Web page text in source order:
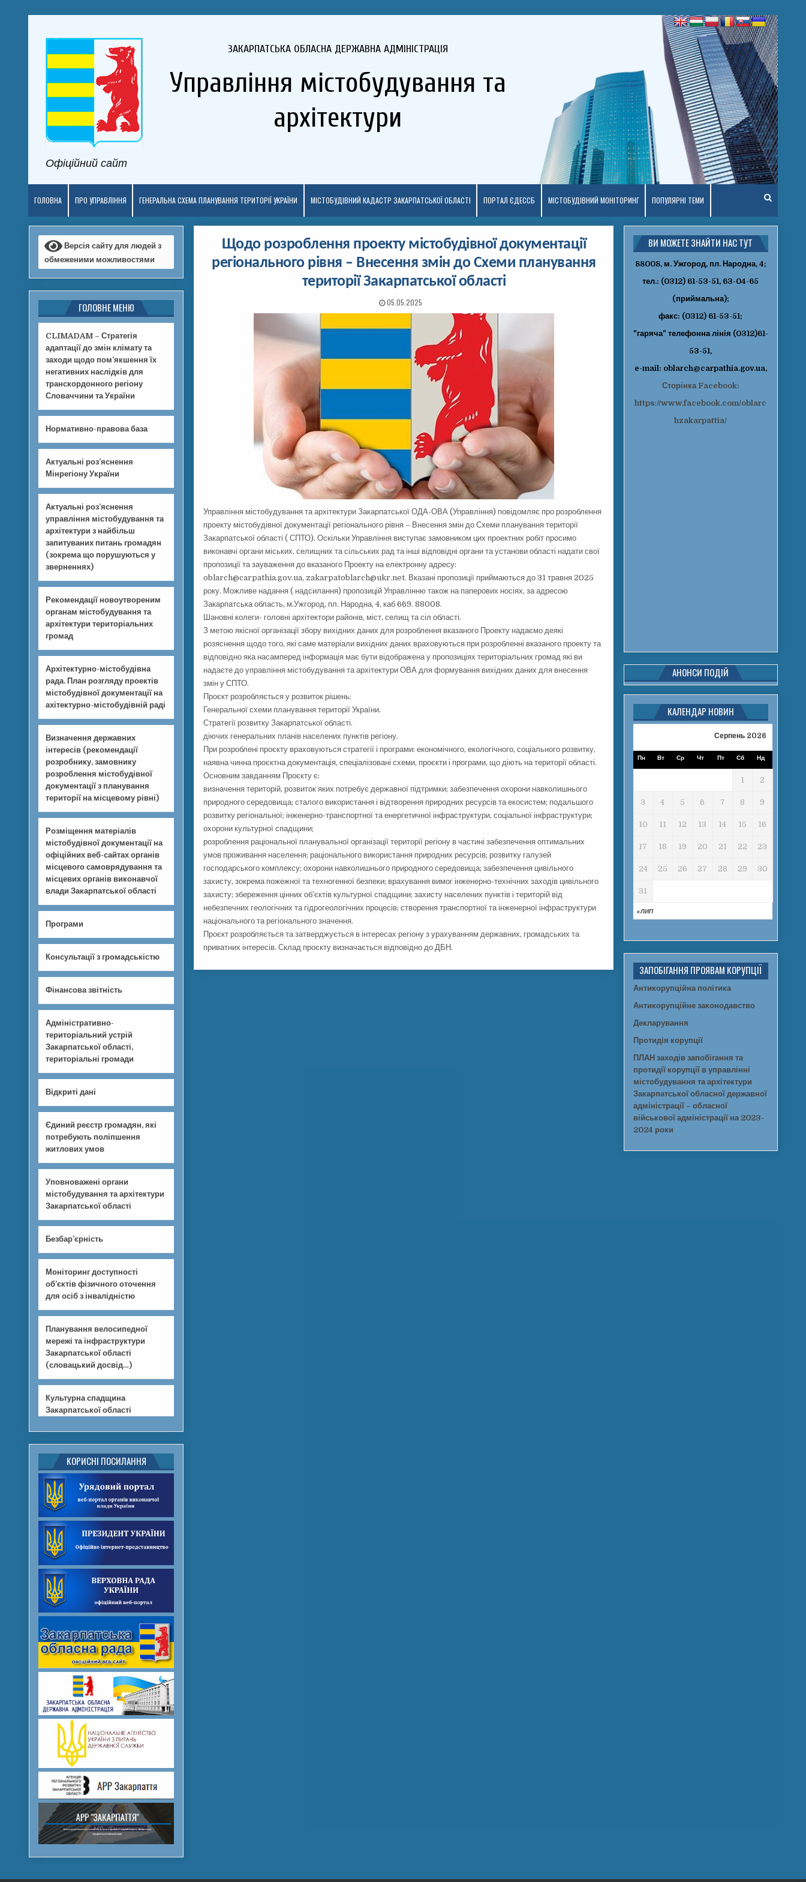
ЗАКАРПАТСЬКА ОБЛАСНА ДЕРЖАВНА АДМІНІСТРАЦІЯ
Управління містобудування та
архітектури
Офіційний сайт
ГОЛОВНА ПРО УПРАВЛІННЯ ГЕНЕРАЛЬНА СХЕМА ПЛАНУВАННЯ ТЕРИТОРІЇ УКРАЇНИ МІСТОБУДІВНИЙ КАДАСТР ЗАКАРПАТСЬКОЇ ОБЛАСТІ ПОРТАЛ ЄДЕССБ МІСТОБУДІВНИЙ МОНІТОРИНГ ПОПУЛЯРНІ ТЕМИ
Щодо розроблення проекту містобудівної документації
регіонального рівня – Внесення змін до Схеми планування
території Закарпатської області
05.05.2025
Управління містобудування та архітектури Закарпатської ОДА-ОВА (Управління) повідомляє про розроблення
проекту містобудівної документації регіонального рівня – Внесення змін до Схеми планування території
Закарпатської області ( СПТО). Оскільки Управління виступає замовником цих проектних робіт просимо
виконавчі органи міських, селищних та сільських рад та інші відповідні органи та установи області надати свої
пропозиції та зауваження до вказаного Проекту на електронну адресу:
oblarch@carpathia.gov.ua, zakarpatoblarch@ukr.net. Вказані пропозиції приймаються до 31 травня 2025
року. Можливе надання ( надсилання) пропозицій Управлінню також на паперових носіях, за адресою
Закарпатська область, м.Ужгород, пл. Народна, 4, каб 669. 88008.
Шановні колеги- головні архітектори районів, міст, селищ та сіл області.
З метою якісної організації збору вихідних даних для розроблення вказаного Проекту надаємо деякі
розяснення щодо того, які саме матеріали вихідних даних враховуються при розробленні вказаного проекту та
відповідно яка насамперед інформація має бути відображена у пропозиціях територіальних громад які ви
надаєте до управління містобудування та архітектури ОВА для формування вихідних даних для внесення
змін у СПТО.
Проєкт розробляється у розвиток рішень:
Генеральної схеми планування території України.
Стратегії розвитку Закарпатської області.
діючих генеральних планів населених пунктів регіону.
При розроблені проєкту враховуються стратегії і програми: економічного, екологічного, соціального розвитку,
наявна чинна проєктна документація, спеціалізовані схеми, проєкти і програми, що діють на території області.
Основним завданням Проєкту є:
визначення територій, розвиток яких потребує державної підтримки; забезпечення охорони навколишнього
природного середовища; сталого використання і відтворення природних ресурсів та екосистем; подальшого
розвитку регіональної; інженерно-транспортної та енергетичної інфраструктури, соціальної інфраструктури;
охорони культурної спадщини;
розроблення раціональної планувальної організації території регіону в частині забезпечення оптимальних
умов проживання населення; раціонального використання природних ресурсів; розвитку галузей
господарського комплексу; охорони навколишнього природного середовища; забезпечення цивільного
захисту, зокрема пожежної та техногенної безпеки; врахування вимог інженерно-технічних заходів цивільного
захисту; збереження цінних об’єктів культурної спадщини; захисту населених пунктів і територій від
небезпечних геологічних та гідрогеологічних процесів; створення транспортної та інженерної інфраструктури
національного та регіонального значення.
Проєкт розробляється та затверджується в інтересах регіону з урахуванням державних, громадських та
приватних інтересів. Склад проєкту визначається відповідно до ДБН.
Версія сайту для людей з
обмеженими можливостями
ГОЛОВНЕ МЕНЮ
CLIMADAM – Стратегія
адаптації до змін клімату та
заходи щодо пом’якшення їх
негативних наслідків для
транскордонного регіону
Словаччини та України
Нормативно-правова база
Актуальні роз’яснення
Мінрегіону України
Актуальні роз’яснення
управління містобудування та
архітектури з найбільш
запитуваних питань громадян
(зокрема що порушуються у
зверненнях)
Рекомендації новоутвореним
органам містобудування та
архітектури територіальних
громад
Архітектурно-містобудівна
рада. План розгляду проектів
містобудівної документації на
ахітектурно-містобудівній раді
Визначення державних
інтересів (рекомендації
розробнику, замовнику
розроблення містобудівної
документації з планування
території на місцевому рівні)
Розміщення матеріалів
містобудівної документації на
офіційних веб-сайтах органів
місцевого самоврядування та
місцевих органів виконавчої
влади Закарпатської області
Програми
Консультації з громадськістю
Фінансова звітність
Адміністративно-
територіальний устрій
Закарпатської області,
територіальні громади
Відкриті дані
Єдиний реєстр громадян, які
потребують поліпшення
житлових умов
Уповноважені органи
містобудування та архітектури
Закарпатської області
Безбар’єрність
Моніторинг доступності
об’єктів фізичного оточення
для осіб з інвалідністю
Планування велосипедної
мережі та інфраструктури
Закарпатської області
(словацький досвід…)
Культурна спадщина
Закарпатської області
КОРИСНІ ПОСИЛАННЯ
ВИ МОЖЕТЕ ЗНАЙТИ НАС ТУТ
88008, м. Ужгород, пл. Народна, 4;
тел.: (0312) 61-53-51, 63-04-65
(приймальна);
факс: (0312) 61-53-51;
"гаряча" телефонна лінія (0312)61-
53-51,
e-mail: oblarch@carpathia.gov.ua,
Сторінка Facebook:
https://www.facebook.com/oblarc
hzakarpattia/
АНОНСИ ПОДІЙ
КАЛЕНДАР НОВИН
Серпень 2026
Пн Вт Ср Чт Пт Сб Нд
« ЛИП
1 2
3 4 5 6 7 8 9
10 11 12 13 14 15 16
17 18 19 20 21 22 23
24 25 26 27 28 29 30
31
ЗАПОБІГАННЯ ПРОЯВАМ КОРУПЦІЇ
Антикорупційна політика
Антикорупційне законодавство
Декларування
Протидія корупції
ПЛАН заходів запобігання та
протидії корупції в управлінні
містобудування та архітектури
Закарпатської обласної державної
адміністрації – обласної
військової адміністрації на 2023-
2024 роки